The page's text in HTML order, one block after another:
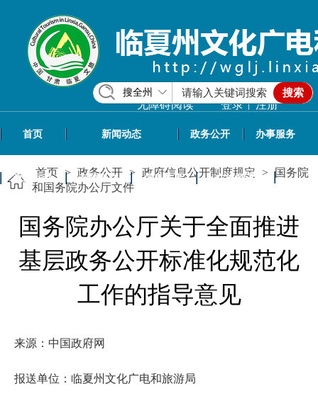
无障碍阅读 登录 | 注册
搜全州 搜索
首页 新闻动态 政务公开 办事服务
政民互动 专题专栏 信息共享 文旅资讯
首页 > 政务公开 > 政府信息公开制度规定 > 国务院
和国务院办公厅文件
国务院办公厅关于全面推进
基层政务公开标准化规范化
工作的指导意见
来源：中国政府网
报送单位：临夏州文化广电和旅游局